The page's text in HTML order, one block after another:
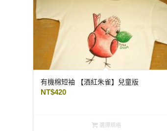
有機棉短袖 【酒紅朱雀】兒童版
NT$420
選擇規格